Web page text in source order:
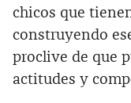
chicos que
construyendo
proclive de que
actitudes y